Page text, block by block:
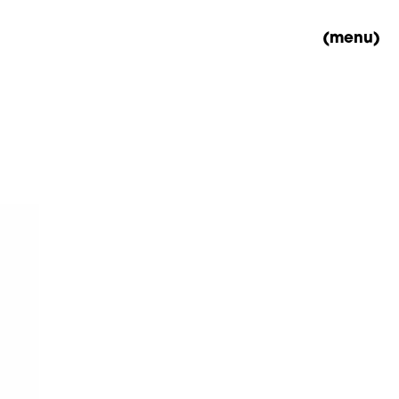
(menu)